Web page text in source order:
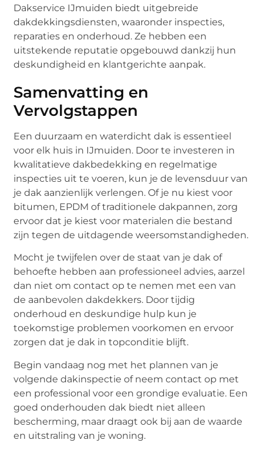
Dakservice IJmuiden biedt uitgebreide
dakdekkingsdiensten, waaronder inspecties,
reparaties en onderhoud. Ze hebben een
uitstekende reputatie opgebouwd dankzij hun
deskundigheid en klantgerichte aanpak.
Samenvatting en
Vervolgstappen
Een duurzaam en waterdicht dak is essentieel
voor elk huis in IJmuiden. Door te investeren in
kwalitatieve dakbedekking en regelmatige
inspecties uit te voeren, kun je de levensduur van
je dak aanzienlijk verlengen. Of je nu kiest voor
bitumen, EPDM of traditionele dakpannen, zorg
ervoor dat je kiest voor materialen die bestand
zijn tegen de uitdagende weersomstandigheden.
Mocht je twijfelen over de staat van je dak of
behoefte hebben aan professioneel advies, aarzel
dan niet om contact op te nemen met een van
de aanbevolen dakdekkers. Door tijdig
onderhoud en deskundige hulp kun je
toekomstige problemen voorkomen en ervoor
zorgen dat je dak in topconditie blijft.
Begin vandaag nog met het plannen van je
volgende dakinspectie of neem contact op met
een professional voor een grondige evaluatie. Een
goed onderhouden dak biedt niet alleen
bescherming, maar draagt ook bij aan de waarde
en uitstraling van je woning.